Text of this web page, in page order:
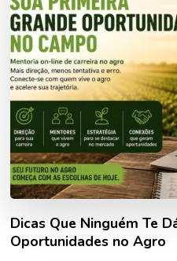
Dicas Que Ninguém Te
Oportunidades no Agro